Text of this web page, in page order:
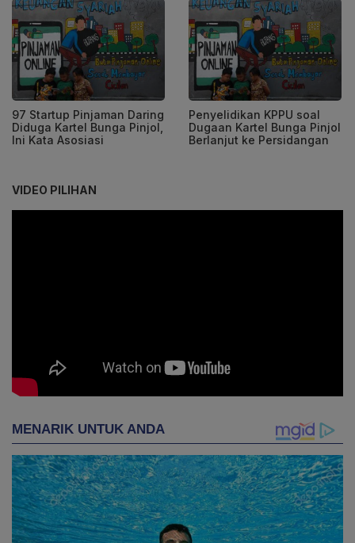
97 Startup Pinjaman Daring
Diduga Kartel Bunga Pinjol,
Ini Kata Asosiasi
Penyelidikan KPPU soal
Dugaan Kartel Bunga Pinjol
Berlanjut ke Persidangan
VIDEO PILIHAN